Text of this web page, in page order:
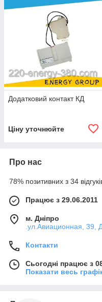
Додатковий контакт КД
Ціну уточнюйте
Про нас
78% позитивних з 34
Працює з 29.06.2011
м. Дніпро
.ул.Авиационная, 39,
Контакти
Сьогодні працює з
Показати весь